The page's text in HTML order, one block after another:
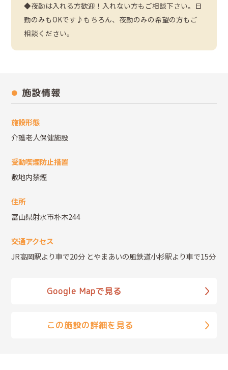
◆夜勤は入れる方歓迎！入れない方もご相談下さい。日
勤のみもOKです♪もちろん、夜勤のみの希望の方もご
相談ください。
施設情報
施設形態
介護老人保健施設
受動喫煙防止措置
敷地内禁煙
住所
富山県射水市朴木244
交通アクセス
JR高岡駅より車で20分 とやまあいの風鉄道小杉駅より車で15分
Google Mapで見る
この施設の詳細を見る